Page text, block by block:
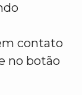
contato
no botão